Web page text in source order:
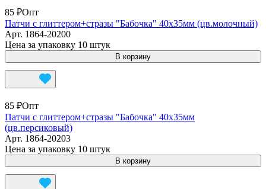
85 ₽Опт
Патчи с глиттером+стразы "Бабочка" 40х35мм (цв.молочный)
Арт. 1864-20200
Цена за упаковку 10 штук
В корзину
85 ₽Опт
Патчи с глиттером+стразы "Бабочка" 40х35мм
(цв.персиковый)
Арт. 1864-20203
Цена за упаковку 10 штук
В корзину